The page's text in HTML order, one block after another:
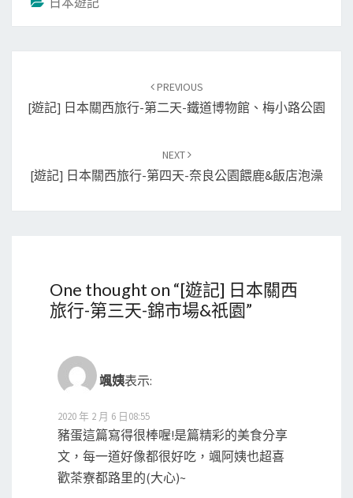
navigation
PREVIOUS
[遊記] 日本關西旅行-第二天-鐵道博物館、梅小路公園
NEXT
[遊記] 日本關西旅行-第四天-奈良公園餵鹿&飯店泡澡
One thought on “[遊記] 日本關西
旅行-第三天-錦市場&祇園”
颯姨表示:
2020 年 2 月 6 日08:55
豬蛋這篇寫得很棒喔!是篇精彩的美食分享
文，每一道好像都很好吃，颯阿姨也超喜
歡茶寮都路里的(大心)~